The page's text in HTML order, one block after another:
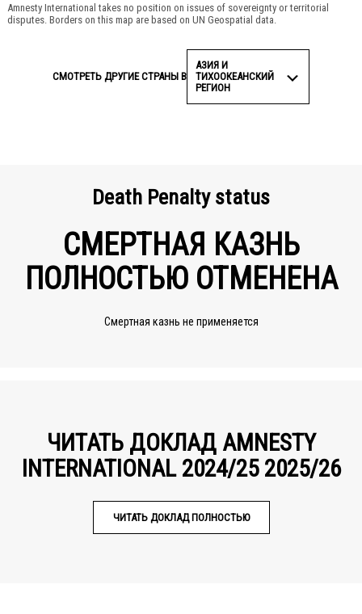
Amnesty International takes no position on issues of sovereignty or territorial
disputes. Borders on this map are based on UN Geospatial data.
СМОТРЕТЬ ДРУГИЕ СТРАНЫ В
АЗИЯ И
ТИХООКЕАНСКИЙ
РЕГИОН
Death Penalty status
СМЕРТНАЯ КАЗНЬ
ПОЛНОСТЬЮ ОТМЕНЕНА
Смертная казнь не применяется
ЧИТАТЬ ДОКЛАД AMNESTY
INTERNATIONAL 2024/25 2025/26
ЧИТАТЬ ДОКЛАД ПОЛНОСТЬЮ